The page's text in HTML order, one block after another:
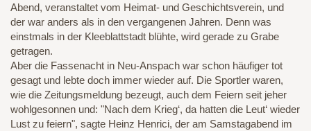
Abend, veranstaltet vom Heimat- und Geschichtsverein, und
der war anders als in den vergangenen Jahren. Denn was
einstmals in der Kleeblattstadt blühte, wird gerade zu Grabe
getragen.
Aber die Fassenacht in Neu-Anspach war schon häufiger tot
gesagt und lebte doch immer wieder auf. Die Sportler waren,
wie die Zeitungsmeldung bezeugt, auch dem Feiern seit jeher
wohlgesonnen und: "Nach dem Krieg‘, da hatten die Leut‘ wieder
Lust zu feiern", sagte Heinz Henrici, der am Samstagabend im